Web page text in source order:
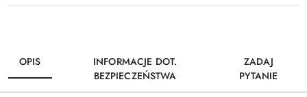
OPIS
INFORMACJE DOT.
BEZPIECZEŃSTWA
ZADAJ
PYTANIE